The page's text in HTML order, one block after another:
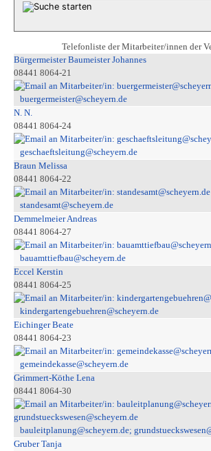
Telefonliste der Mitarbeiter/innen der
Bürgermeister Baumeister Johannes
08441 8064-21
buergermeister@scheyern.de
N. N.
08441 8064-24
geschaeftsleitung@scheyern.de
Braun Melissa
08441 8064-22
standesamt@scheyern.de
Demmelmeier Andreas
08441 8064-27
bauamttiefbau@scheyern.de
Eccel Kerstin
08441 8064-25
kindergartengebuehren@scheyern.de
Eichinger Beate
08441 8064-23
gemeindekasse@scheyern.de
Grimmert-Köthe Lena
08441 8064-30
bauleitplanung@scheyern.de;
Gruber Tanja